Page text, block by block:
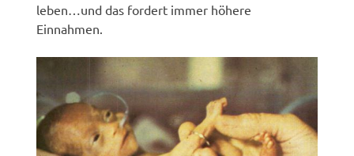
leben…und das fordert immer höhere
Einnahmen.